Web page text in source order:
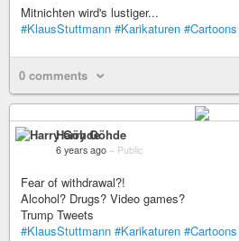
Mitnichten wird's lustiger...
#KlausStuttmann #Karikaturen #Cartoons
0 comments
Harry Göhde
6 years ago – Public
Fear of withdrawal?!
Alcohol? Drugs? Video games?
Trump Tweets
#KlausStuttmann #Karikaturen #Cartoons